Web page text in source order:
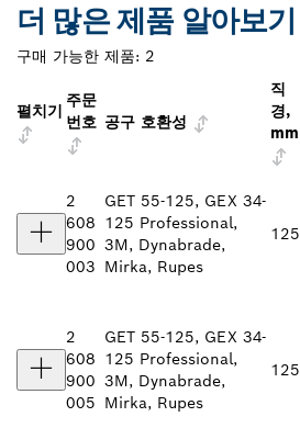
더 많은 제품 알아보기
구매 가능한 제품: 2
펼치기
주문
번호 공구 호환성
직
경,
mm
2
608
900
003
GET 55-125, GEX 34-
125 Professional,
3M, Dynabrade,
Mirka, Rupes
125
2
608
900
005
GET 55-125, GEX 34-
125 Professional,
3M, Dynabrade,
Mirka, Rupes
125